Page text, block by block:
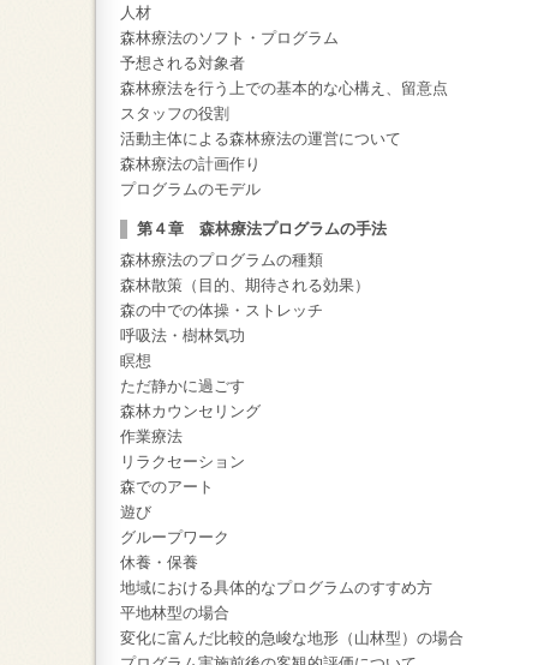
人材
森林療法のソフト・プログラム
予想される対象者
森林療法を行う上での基本的な心構え、留意点
スタッフの役割
活動主体による森林療法の運営について
森林療法の計画作り
プログラムのモデル
第４章 森林療法プログラムの手法
森林療法のプログラムの種類
森林散策（目的、期待される効果）
森の中での体操・ストレッチ
呼吸法・樹林気功
瞑想
ただ静かに過ごす
森林カウンセリング
作業療法
リラクセーション
森でのアート
遊び
グループワーク
休養・保養
地域における具体的なプログラムのすすめ方
平地林型の場合
変化に富んだ比較的急峻な地形（山林型）の場合